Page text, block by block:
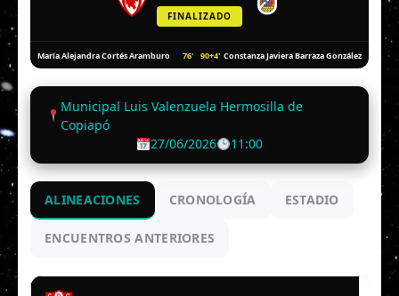
FINALIZADO
María Alejandra Cortés Aramburo 76' 90+4' Constanza Javiera Barraza González
Municipal Luis Valenzuela Hermosilla de
Copiapó
27/06/2026
11:00
ALINEACIONES CRONOLOGÍA ESTADIO
ENCUENTROS ANTERIORES